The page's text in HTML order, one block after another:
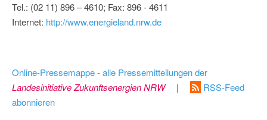
Tel.: (02 11) 896 – 4610; Fax: 896 - 4611
Internet: http://www.energieland.nrw.de
Online-Pressemappe - alle Pressemitteilungen der
Landesinitiative Zukunftsenergien NRW
|
RSS-Feed
abonnieren